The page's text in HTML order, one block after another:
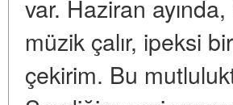
var. Haziran
müzik çalır, ipeksi
çekirim. Bu